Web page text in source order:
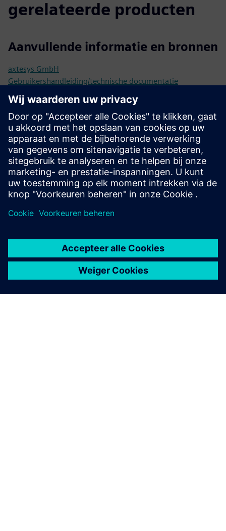
gerelateerde producten
Aanvullende informatie en bronnen
axtesys GmbH
Gebruikershandleiding/technische documentatie
Meer informatie
Opmerkingen bij de release
Vereisten
Industrial Edge Hub Access
Common Configurator (nodig om connectoren te
configureren)